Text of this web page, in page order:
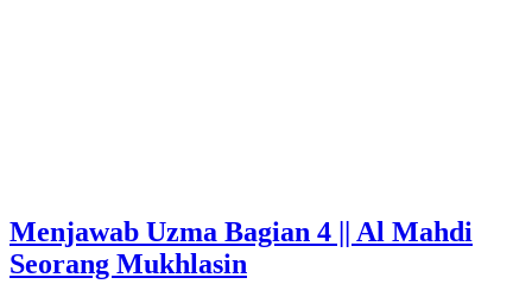
Menjawab Uzma Bagian 4 || Al Mahdi
Seorang Mukhlasin